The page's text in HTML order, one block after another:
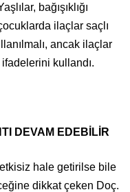
bağışıklığı
ilaçlar saçlı
ancak ilaçlar
kullandı.
DEVAM EDEBİLİR
hale getirilse bile
dikkat çeken Doç.